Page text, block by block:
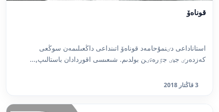
قوناەۆ
استاناداعى دٸنمۇحامەد قوناەۆ اتىنداعى داڭعىلىمەن سوڭعى
كەزدەرٸ جيٸ جٷرەتٸن بولدىم. شىعىسى اقوردادان باستالىپ,...
3 قاڭتار 2018